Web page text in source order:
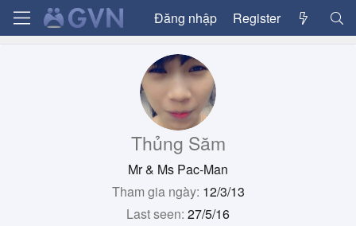
Đăng nhập Register
Thủng Săm
Mr & Ms Pac-Man
Tham gia ngày 12/3/13
Last seen 27/5/16